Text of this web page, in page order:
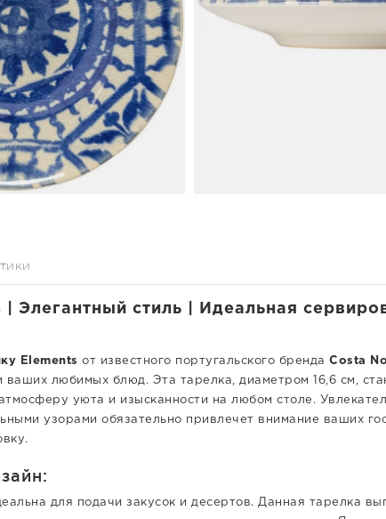
Элегантный стиль | Идеальная
Elements от известного португальского бренда Costa
любимых блюд. Эта тарелка, диаметром 16,6 см,
уюта и изысканности на любом столе.
узорами обязательно привлечет внимание ваших
для подачи закусок и десертов. Данная тарелка